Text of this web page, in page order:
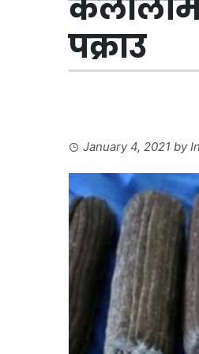
पक्राउ
January 4, 2021 by